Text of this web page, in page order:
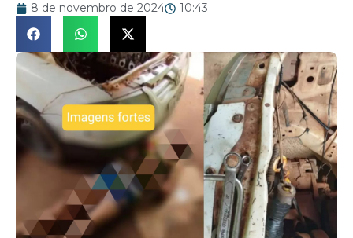
8 de novembro de 2024
10:43